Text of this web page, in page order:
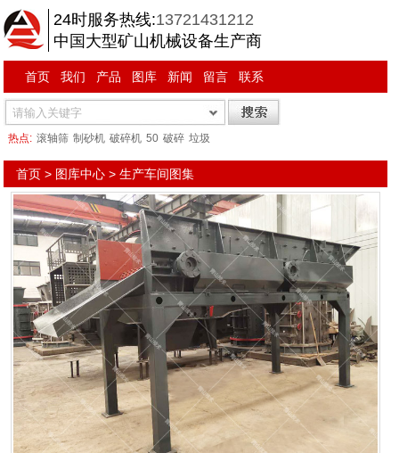
24时服务热线:13721431212
中国大型矿山机械设备生产商
首页 我们 产品 图库 新闻 留言 联系
热点: 滚轴筛 制砂机 破碎机 50 破碎 垃圾
首页 > 图库中心 >生产车间图集